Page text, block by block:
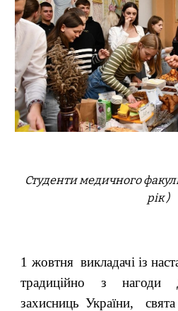
Студенти медичного
рік )
1 жовтня викладачі із
традиційно з нагоди
захисниць України,